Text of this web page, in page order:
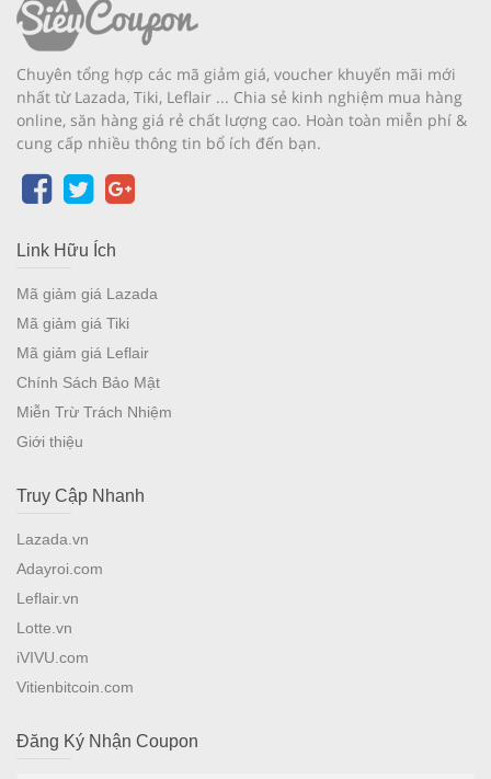
Chuyên tổng hợp các mã giảm giá, voucher khuyến mãi mới
nhất từ Lazada, Tiki, Leflair ... Chia sẻ kinh nghiệm mua hàng
online, săn hàng giá rẻ chất lượng cao. Hoàn toàn miễn phí &
cung cấp nhiều thông tin bổ ích đến bạn.
Link Hữu Ích
Mã giảm giá Lazada
Mã giảm giá Tiki
Mã giảm giá Leflair
Chính Sách Bảo Mật
Miễn Trừ Trách Nhiệm
Giới thiệu
Truy Cập Nhanh
Lazada.vn
Adayroi.com
Leflair.vn
Lotte.vn
iVIVU.com
Vitienbitcoin.com
Đăng Ký Nhận Coupon